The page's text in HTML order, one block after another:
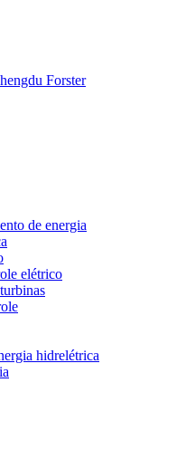
de energia
elétrico
hidrelétrica